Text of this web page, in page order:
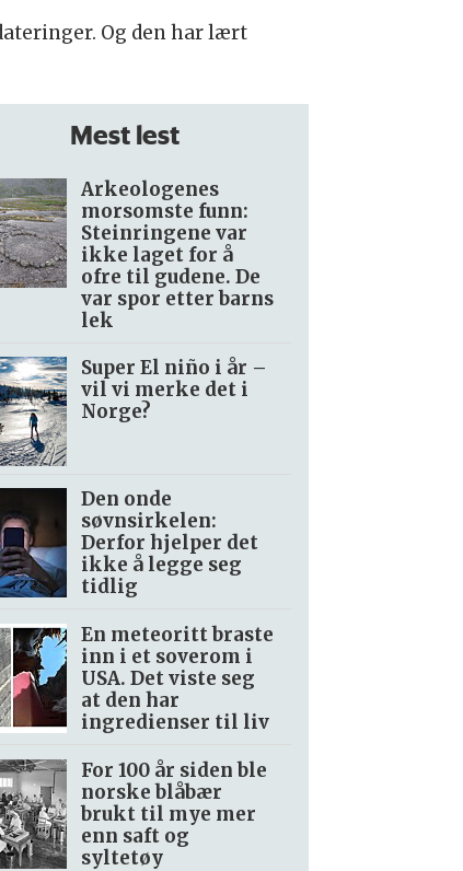
Og den har lært
Mest lest
Arkeologenes
morsomste funn:
Steinringene var
ikke laget for å
ofre til gudene. De
var spor etter barns
lek
Super El niño i år –
vil vi merke det i
Norge?
Den onde
søvnsirkelen:
Derfor hjelper det
ikke å legge seg
tidlig
En meteoritt braste
inn i et soverom i
USA. Det viste seg
at den har
ingredienser til liv
For 100 år siden ble
norske blåbær
brukt til mye mer
enn saft og
syltetøy